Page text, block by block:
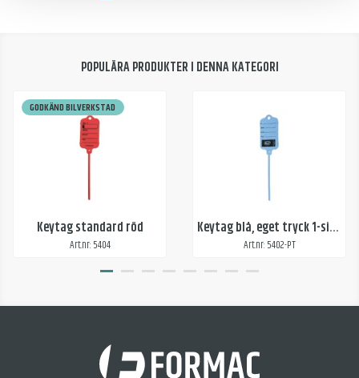
POPULÄRA PRODUKTER I DENNA KATEGORI
GODKÄND BILVERKSTAD
Keytag standard röd
Art.nr: 5404
Keytag blå, eget tryck 1-sida
Art.nr: 5402-PT